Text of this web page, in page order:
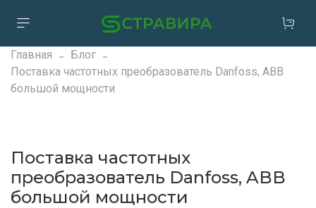
Главная
Блог
Поставка частотных преобразователь Danfoss, ABB
большой мощности
Поставка частотных
преобразователь Danfoss, ABB
большой мощности